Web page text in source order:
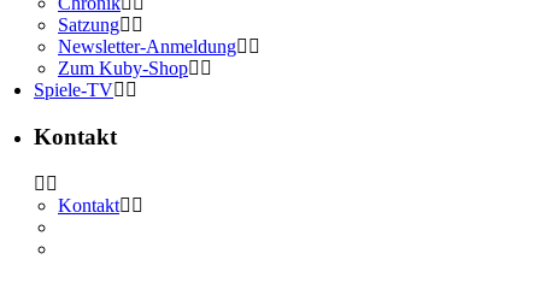
Satzung
Newsletter-Anmeldung
Zum Kuby-Shop
Spiele-TV
Kontakt
Kontakt